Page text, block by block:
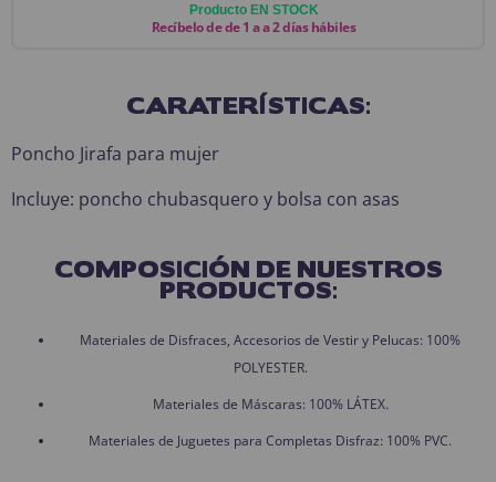
Producto EN STOCK
Recíbelo de de 1 a a 2 días hábiles
CARATERÍSTICAS:
Poncho Jirafa para mujer
Incluye: poncho chubasquero y bolsa con asas
COMPOSICIÓN DE NUESTROS
PRODUCTOS:
Materiales de Disfraces, Accesorios de Vestir y Pelucas: 100%
POLYESTER.
Materiales de Máscaras: 100% LÁTEX.
Materiales de Juguetes para Completas Disfraz: 100% PVC.